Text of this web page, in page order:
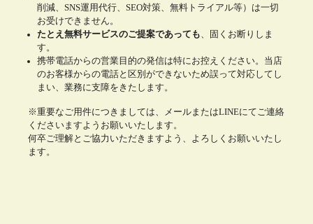
削減、SNS運用代行、SEO対策、無料トライアル等）は一切
お受けできません。
たとえ無料サービスのご提案であっても 、固くお断りしま
す。
携帯電話からの営業目的の発信は特にお控えください。当店
のお客様からの電話と区別ができないため誤って対応してし
まい、業務に支障をきたします。
※重要なご用件につきましては、メールまたはLINEにてご連絡
くださいますようお願いいたします。
何卒ご理解とご協力いただきますよう、よろしくお願いいたし
ます。